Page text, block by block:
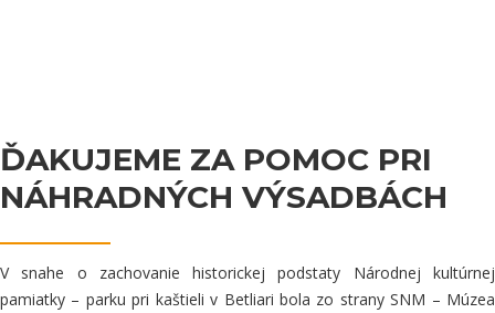
ĎAKUJEME ZA POMOC PRI
NÁHRADNÝCH VÝSADBÁCH
V snahe o zachovanie historickej podstaty Národnej kultúrnej
pamiatky – parku pri kaštieli v Betliari bola zo strany SNM – Múzea